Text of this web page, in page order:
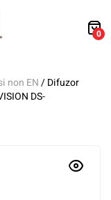
0
non EN/ Difuzor
DS-